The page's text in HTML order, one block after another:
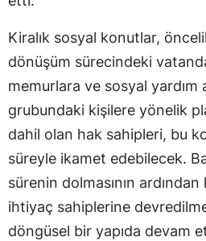
Kiralık sosyal konutlar,
dönüşüm sürecindeki
memurlara ve sosyal yardım
grubundaki kişilere yönelik
dahil olan hak sahipleri, bu
süreyle ikamet edebilecek.
sürenin dolmasının
ihtiyaç sahiplerine
döngüsel bir yapıda devam